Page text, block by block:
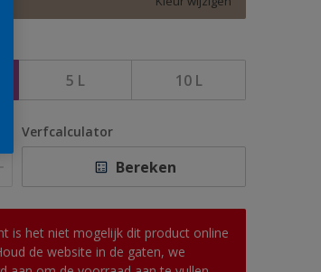
5 L 10 L
Verfcalculator
Bereken
is het niet mogelijk dit product online
de website in de gaten, we